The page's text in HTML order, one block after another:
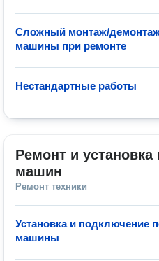
Сложный монтаж/
машины при ремонте
Нестандартные работы
Ремонт и
машин
Ремонт техники
Установка и подключение
машины